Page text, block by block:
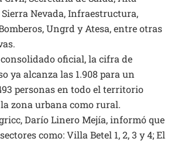
Nevada, Infraestructura,
Ungrd y Atesa, entre otras
oficial, la cifra de
ya alcanza las 1.908 para un
personas en todo el territorio
zona urbana como rural.
Darío Linero Mejía, informó que
como: Villa Betel 1, 2, 3 y 4; El